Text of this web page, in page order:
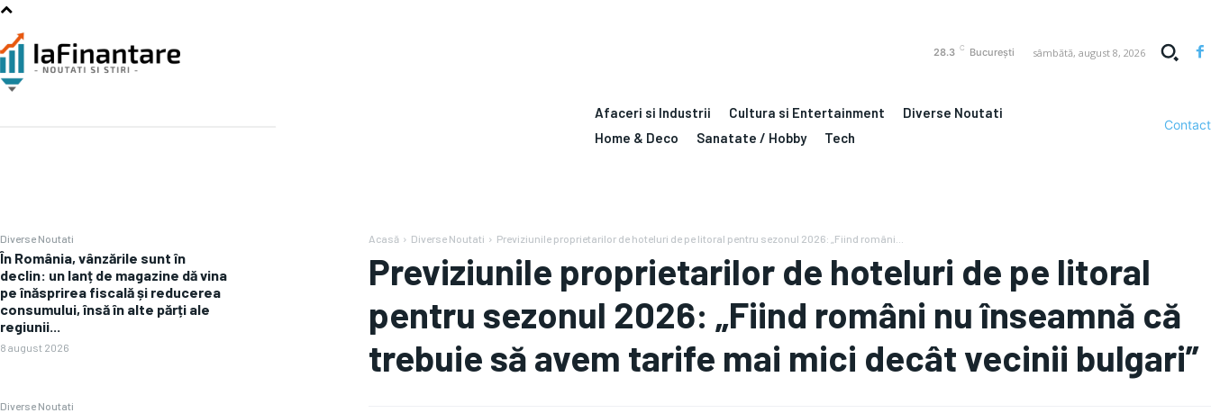
28.3 C București sâmbătă, august 8, 2026
Afaceri si Industrii Cultura si Entertainment
Diverse Noutati
Home & Deco
Sanatate / Hobby Tech
Contact
Diverse Noutati
În România, vânzările sunt în
declin: un lanț de magazine dă vina
pe înăsprirea fiscală și reducerea
consumului, însă în alte părți ale
regiunii...
8 august 2026
Diverse Noutati
Acasă Diverse Noutati Previziunile proprietarilor de hoteluri de pe litoral pentru sezonul 2026: „Fiind români...
Previziunile proprietarilor de hoteluri de pe litoral
pentru sezonul 2026: „Fiind români nu înseamnă că
trebuie să avem tarife mai mici decât vecinii bulgari”